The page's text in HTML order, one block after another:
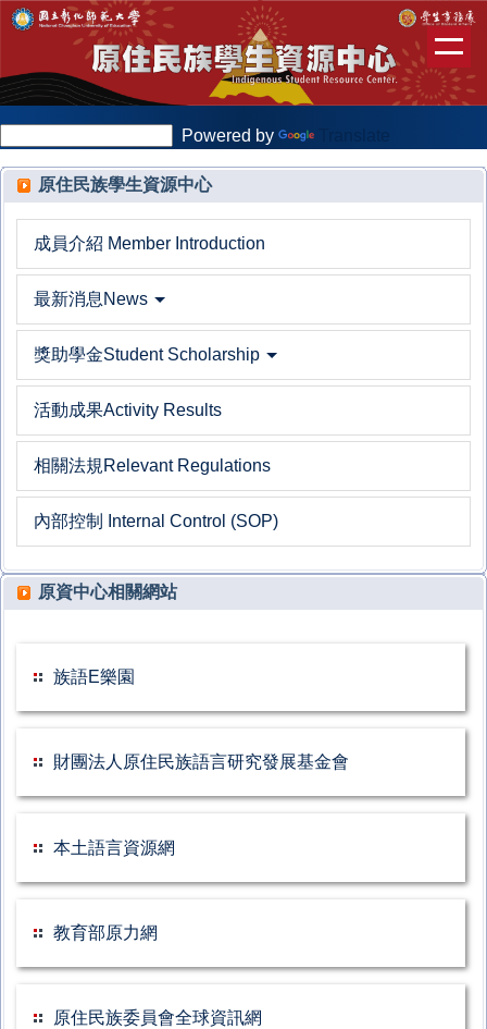
跳
主
要
內
容
區
Powered by
原住民族學生資源中心
成員介紹 Member Introduction
最新消息News
獎助學金Student Scholarship
活動成果Activity Results
相關法規Relevant Regulations
內部控制 Internal Control (SOP)
原資中心相關網站
族語E樂園
財團法人原住民族語言研究發展基金會
本土語言資源網
教育部原力網
原住民族委員會全球資訊網